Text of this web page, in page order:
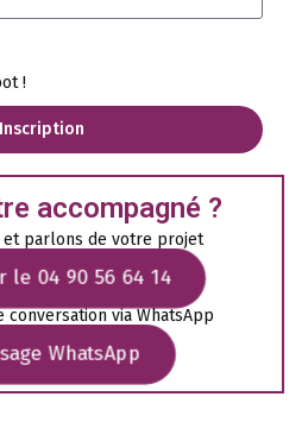
!
Inscription
accompagné ?
et parlons de votre projet
le 04 90 56 64 14
conversation via WhatsApp
WhatsApp